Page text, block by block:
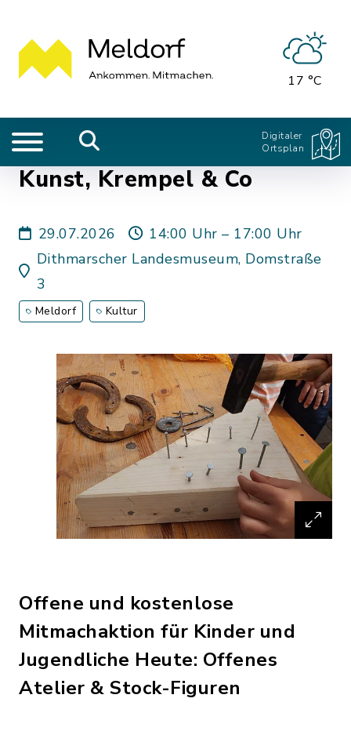
17 °C
Digitaler
Ortsplan
Kunst, Krempel & Co
29.07.2026
14:00 Uhr – 17:00 Uhr
Dithmarscher Landesmuseum, Domstraße
3
Meldorf Kultur
Offene und kostenlose
Mitmachaktion für Kinder und
Jugendliche Heute: Offenes
Atelier & Stock-Figuren